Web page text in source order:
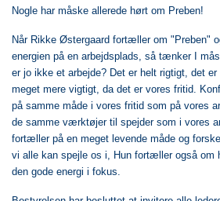
Nogle har måske allerede hørt om Preben!
Når Rikke Østergaard fortæller om "Preben"
energien på en arbejdsplads, så tænker I
er jo ikke et arbejde? Det er helt rigtigt, det
meget mere vigtigt, da det er vores fritid.
på samme måde i vores fritid som på vores
de samme værktøjer til spejder som i vores
fortæller på en meget levende måde og
vi alle kan spejle os i, Hun fortæller også om
den gode energi i fokus.